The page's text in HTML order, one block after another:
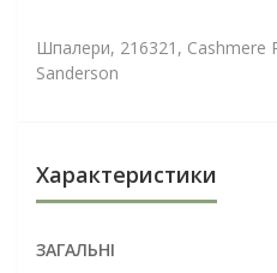
Шпалери, 216321, Cashmere
Sanderson
Характеристики
ЗАГАЛЬНІ